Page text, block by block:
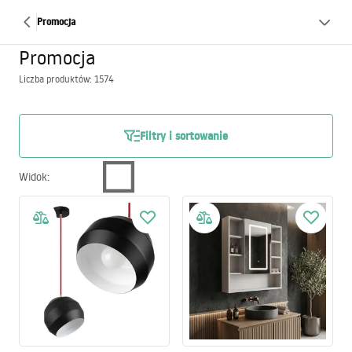
Promocja
Promocja
Liczba produktów: 1574
Filtry i sortowanie
Widok: